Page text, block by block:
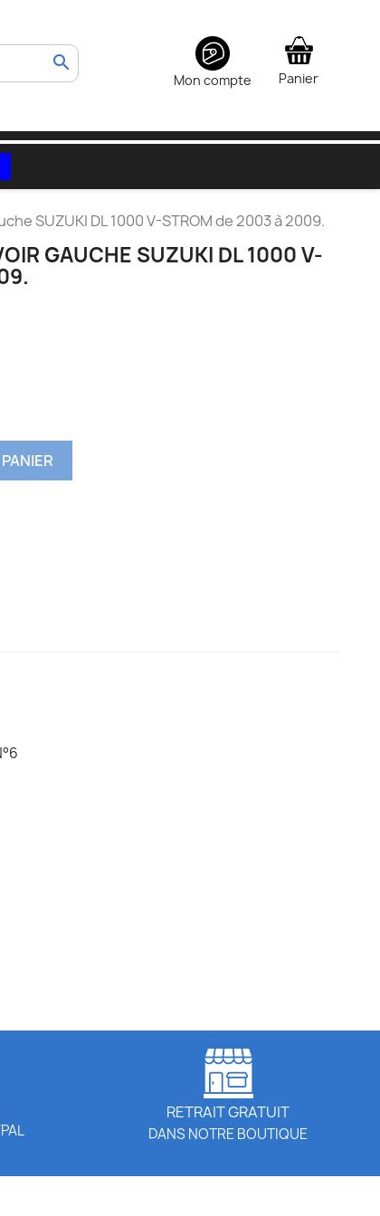
search
Mon compte Panier
SUZUKI DL 1000 V-STROM de 2003 à 2009.
GAUCHE SUZUKI DL 1000 V-
RETRAIT GRATUIT
DANS NOTRE BOUTIQUE